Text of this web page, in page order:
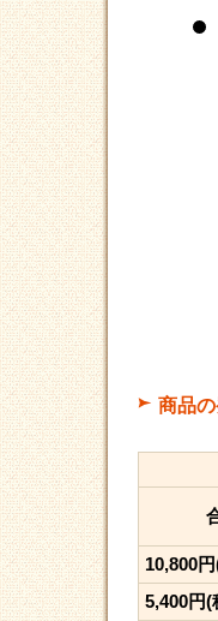
商品
10,800
5,400円(